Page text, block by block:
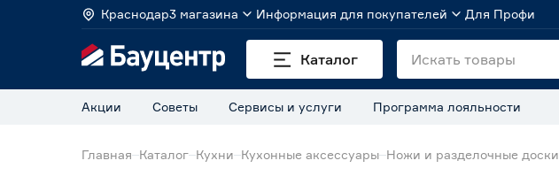
Краснодар3 магазина Информация для покупателей Для Профи
Каталог
Акции Советы Сервисы и услуги Программа лояльности
Главная Каталог Кухни Кухонные аксессуары Ножи и разделочные доски